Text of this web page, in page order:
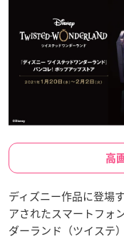
高
ディズニー作品に登場
アされたスマートフォ
ダーランド（ツイステ